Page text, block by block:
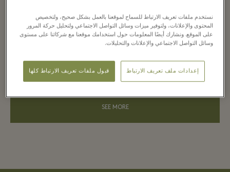
⬩
Discover Mascaró
SEE MORE
نستخدم ملفات تعريف الارتباط للسماح لموقعنا بالعمل بشكل صحيح، ولتخصيص
المحتوى والإعلانات، ولتوفير ميزات وسائل التواصل الاجتماعي ولتحليل حركة المرور
على الموقع. ونشارك أيضًا المعلومات حول استخدامك موقعنا مع شركائنا على مستوى
وسائل التواصل الاجتماعي والإعلانات والتحليلات.
إعدادات ملف تعريف الارتباط قبول ملفات تعريف الارتباط كلها